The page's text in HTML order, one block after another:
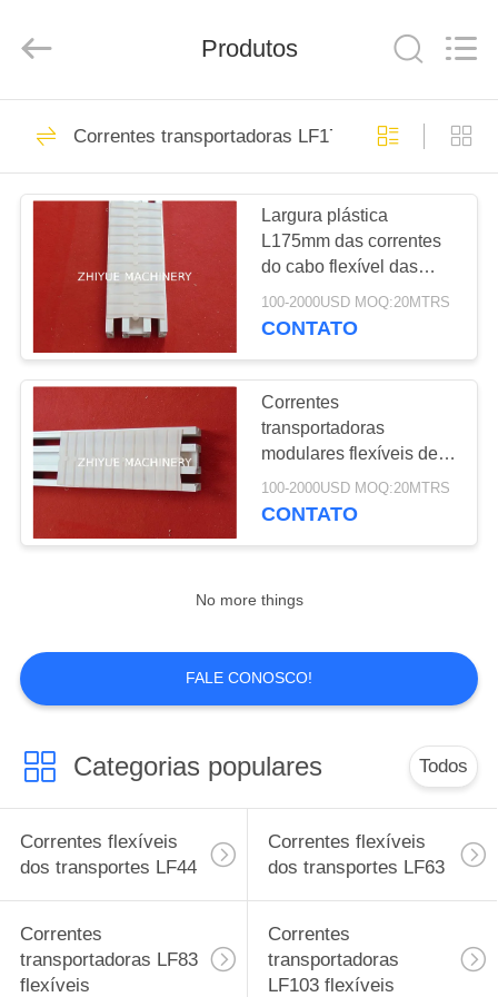
PARA
CASA
PRODUTOS
SOBRE
NÓS
FÁBRICA
CONTROLE
CONTACTE-
NOTÍCIAS
SOLICITE
UM
ORÇAMENTO
Rights
Reserved.
ECER
Correntes flexíveis
dos transportes
LF44
Correntes flexíveis
dos transportes
LF63
10
Correntes
transportadoras
Correntes
transportadoras
LF103 flexíveis
Produtos
Correntes transportadoras LF175 flexíveis
Largura plástica
L175mm das correntes
do cabo flexível das
correntes
transportadoras
sistemas flexíveis
modulares de alumínio
100-2000USD MOQ:20MTRS
CONTATO
Correntes
transportadoras
modulares flexíveis de
LF175B com largura de
borracha 175mm dos
100-2000USD MOQ:20MTRS
CONTATO
No more things
FALE CONOSCO!
Categorias populares Todos
Correntes flexíveis
dos transportes LF44
Correntes flexíveis
dos transportes LF63
Correntes
transportadoras LF83
flexíveis
Correntes
transportadoras
LF103 flexíveis